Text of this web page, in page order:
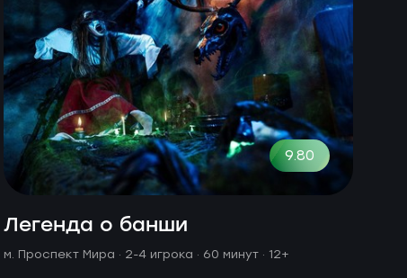
9.80
Легенда о банши
м. Проспект Мира · 2-4 игрока · 60 минут · 12+